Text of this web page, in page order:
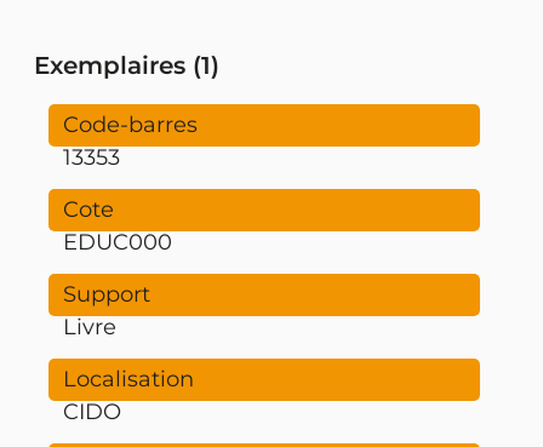
Exemplaires (1)
13353
EDUC000
Livre
CIDO